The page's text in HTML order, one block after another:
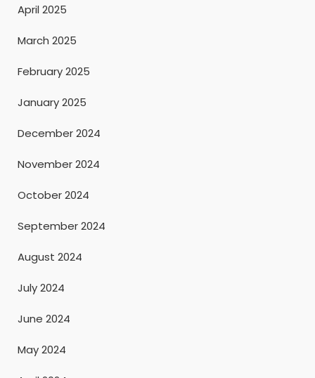
April 2025
March 2025
February 2025
January 2025
December 2024
November 2024
October 2024
September 2024
August 2024
July 2024
June 2024
May 2024